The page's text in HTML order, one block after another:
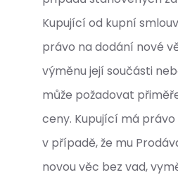
Kupující od kupní
právo na dodání nové
výměnu její součásti
může požadovat
ceny. Kupující má
v případě, že mu
novou věc bez vad,